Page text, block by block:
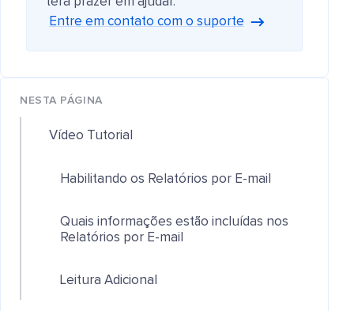
Entre em contato com o suporte
NESTA PÁGINA
Vídeo Tutorial
Habilitando os Relatórios por E-mail
Quais informações estão incluídas nos
Relatórios por E-mail
Leitura Adicional